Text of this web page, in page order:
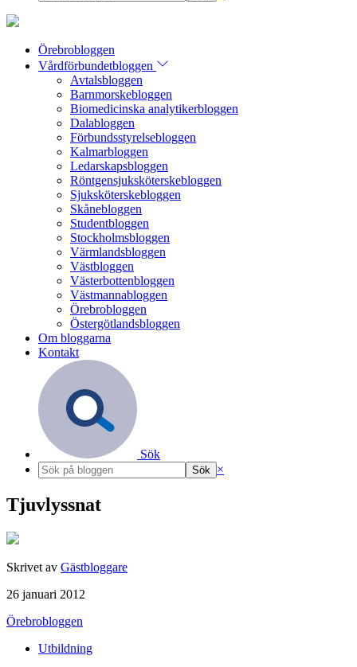
Örebrobloggen
Vårdförbundetbloggen
Avtalsbloggen
Barnmorskebloggen
Biomedicinska analytikerbloggen
Dalabloggen
Förbundsstyrelsebloggen
Kalmarbloggen
Ledarskapsbloggen
Röntgensjuksköterskebloggen
Sjuksköterskebloggen
Skånebloggen
Studentbloggen
Stockholmsbloggen
Värmlandsbloggen
Västbloggen
Västerbottenbloggen
Västmannabloggen
Örebrobloggen
Östergötlandsbloggen
Om bloggarna
Kontakt
Sök
×
Tjuvlyssnat
Skrivet av Gästbloggare
26 januari 2012
Örebrobloggen
Utbildning